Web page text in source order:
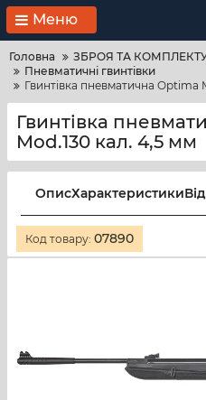
Меню
Головна ЗБРОЯ ТА
Пневматичні гвинтівки
Гвинтівка пневматична Optima
Гвинтівка
Mod.130 кал. 4,5 мм
ОписХарактеристики
Код товару: 07890